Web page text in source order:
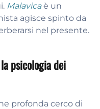
Malavicaè un
agisce spinto da
nel presente.
psicologia dei
profonda cerco di